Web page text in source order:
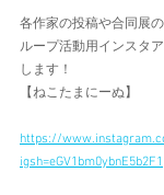
各作家の投稿や合同展
ループ活動用インスタ
します！
【ねこたまにーぬ】
https://
igsh=eGV1bm0ybnE5b2F1